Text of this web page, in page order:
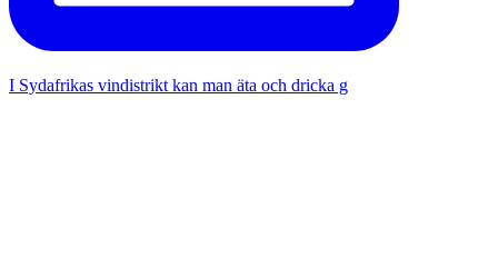
I Sydafrikas vindistrikt kan man äta och dricka g